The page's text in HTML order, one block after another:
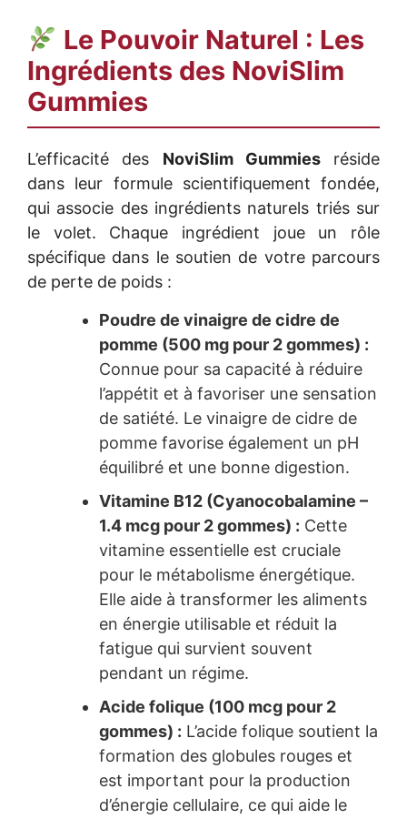
Le Pouvoir Naturel : Les
Ingrédients des NoviSlim
Gummies
L’efficacité des NoviSlim Gummiesréside
dans leur formule scientifiquement fondée,
qui associe des ingrédients naturels triés sur
le volet. Chaque ingrédient joue un rôle
spécifique dans le soutien de votre parcours
de perte de poids :
Poudre de vinaigre de cidre de
pomme (500 mg pour 2 gommes) :
Connue pour sa capacité à réduire
l’appétit et à favoriser une sensation
de satiété. Le vinaigre de cidre de
pomme favorise également un pH
équilibré et une bonne digestion.
Vitamine B12 (Cyanocobalamine –
1.4 mcg pour 2 gommes) : Cette
vitamine essentielle est cruciale
pour le métabolisme énergétique.
Elle aide à transformer les aliments
en énergie utilisable et réduit la
fatigue qui survient souvent
pendant un régime.
Acide folique (100 mcg pour 2
gommes) : L’acide folique soutient la
formation des globules rouges et
est important pour la production
d’énergie cellulaire, ce qui aide le